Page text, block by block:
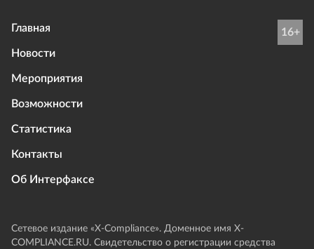
Главная
Новости
Мероприятия
Возможности
Статистика
Контакты
Об Интерфаксе
16+
Сетевое издание «Х-Compliance». Доменное имя X-
COMPLIANCE.RU. Свидетельство о регистрации средства